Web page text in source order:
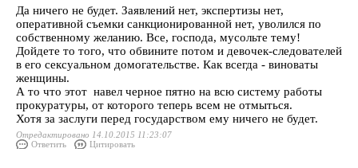
Да ничего не будет. Заявлений нет, экспертизы нет,
оперативной съемки санкционированной нет, уволился по
собственному желанию. Все, господа, мусольте тему!
Дойдете то того, что обвините потом и девочек-следователей
в его сексуальном домогательстве. Как всегда - виноваты
женщины.
А то что этот навел черное пятно на всю систему работы
прокуратуры, от которого теперь всем не отмыться.
Хотя за заслуги перед государством ему ничего не будет.
Отредактировано 14.10.2015 11:23:07
Ответить
Цитировать